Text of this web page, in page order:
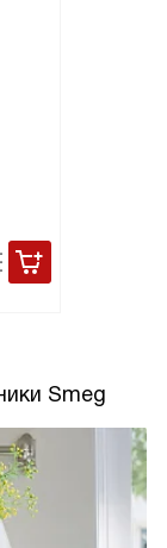
Smeg